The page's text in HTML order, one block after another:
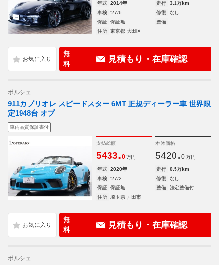
年式 2014年 走行
3.1万km
車検
'27/6 修復
なし
保証
保証無 整備
-
住所
東京都 大田区
無
料
見積もり・在庫確認
ポルシェ
911カブリオレ スピードスター 6MT 正規ディーラー車 世界限
定1948台 オプ
車両品質保証書付
支払総額
5433.0 万円
本体価格
5420. 0 万円
年式 2020年 走行
0.5万km
車検
'27/2 修復
なし
保証
保証無 整備
法定整備付
住所
埼玉県 戸田市
無
料
見積もり・在庫確認
ポルシェ